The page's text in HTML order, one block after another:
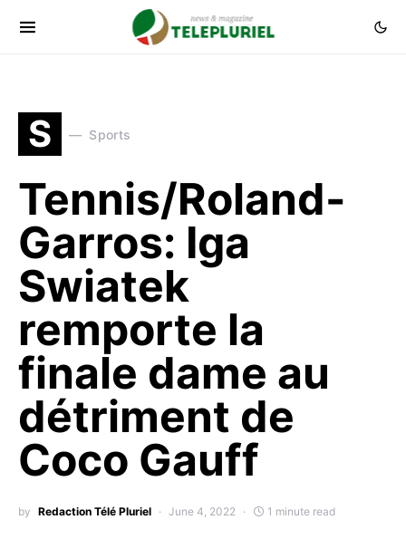
S Sports
Tennis/Roland-
Garros: Iga
Swiatek
remporte la
finale dame au
détriment de
Coco Gauff
by Redaction Télé Pluriel June 4, 2022 1 minute read